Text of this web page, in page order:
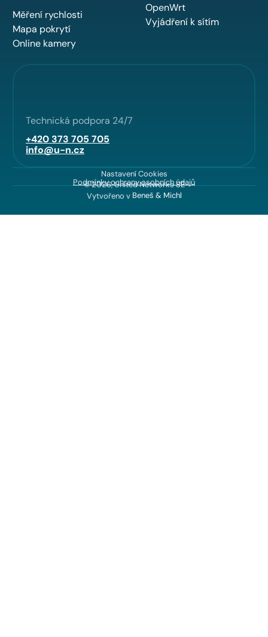
Měření rychlosti
Mapa pokrytí
Online kamery
OpenWrt
Vyjádření k sítím
Technická podpora 24/7
+420 373 705 705
info@u-n.cz
Nastavení Cookies
Podmínky ochrany osobních údajů
© 2026, United Networks SE
Vytvořeno v Beneš & Michl